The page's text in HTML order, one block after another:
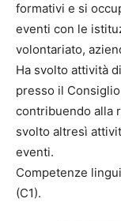
formativi e si
eventi con le
volontariato,
Ha svolto attività
presso il
contribuendo alla
svolto altresì
eventi.
Competenze
(C1).